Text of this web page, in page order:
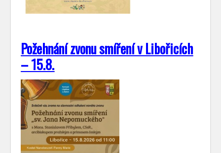
Požehnání zvonu smíření v Libořicích
– 15.8.